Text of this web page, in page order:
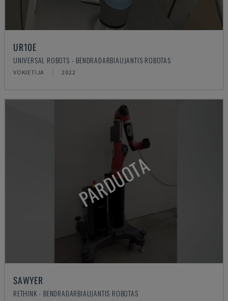
UR10E
UNIVERSAL ROBOTS - BENDRADARBIAUJANTIS ROBOTAS
VOKIETIJA 2022
PARDUOTA
SAWYER
RETHINK - BENDRADARBIAUJANTIS ROBOTAS